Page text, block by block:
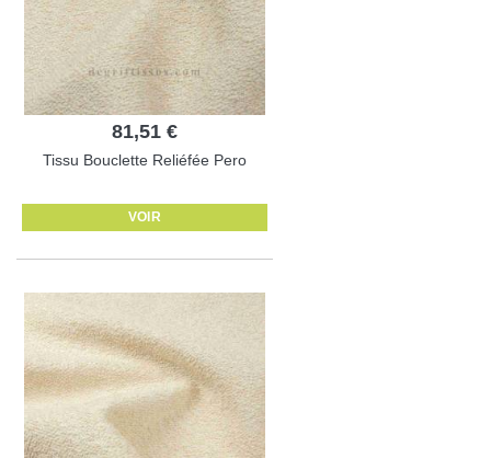
81,51 €
Tissu Bouclette Reliéfée Pero
VOIR